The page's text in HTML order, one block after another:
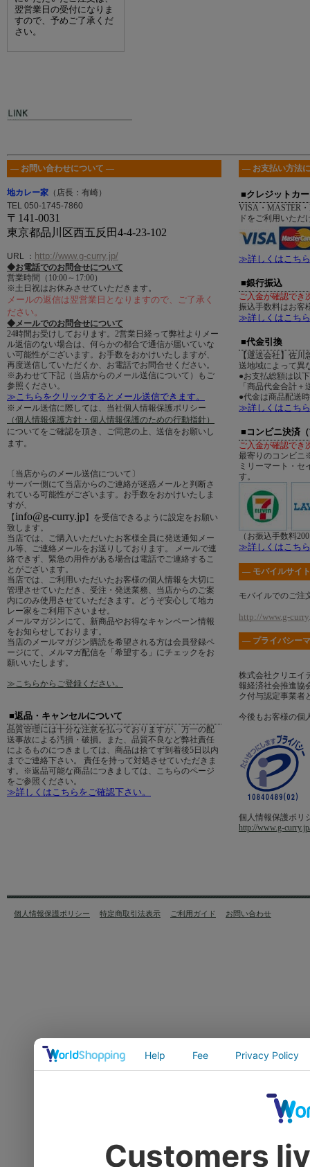
翌営業日の受付になりま
すので、予めご了承くだ
さい。
― お問い合わせについて ―
地カレー家 （店長：有崎）
TEL 050-1745-7860
〒141-0031
東京都品川区西五反田4-4-23-102
URL ： http://www.g-curry.jp/
◆お電話でのお問合せについて
営業時間（10:00～17:00）
※土日祝はお休みさせていただきます。
メールの返信は翌営業日となりますので、ご了承く
ださい。
◆メールでのお問合せについて
24時間お受けしております。2営業日経って弊社よりメー
ル返信のない場合は、何らかの都合で通信が届いていな
い可能性がございます。お手数をおかけいたしますが、
再度送信していただくか、お電話でお問合せください。
※あわせて下記（当店からのメール送信について）もご
参照ください。
≫こちらをクリックするとメール送信できます。
※メール送信に際しては、当社個人情報保護ポリシー
（個人情報保護方針・個人情報保護のための行動指針）
についてをご確認を頂き、ご同意の上、送信をお願いし
ます。
〔当店からのメール送信について〕
サーバー側にて当店からのご連絡が迷惑メールと判断さ
れている可能性がございます。お手数をおかけいたしま
すが、
【 info@g-curry.jp】を受信できるように設定をお願い
致します。
当店では、ご購入いただいたお客様全員に発送通知メー
ル等、ご連絡メールをお送りしております。 メールで連
絡できず、緊急の用件がある場合は電話でご連絡するこ
とがございます。
当店では、ご利用いただいたお客様の個人情報を大切に
管理させていただき、受注・発送業務、当店からのご案
内にのみ使用させていただきます。どうぞ安心して地カ
レー家をご利用下さいませ。
メールマガジンにて、新商品やお得なキャンペーン情報
をお知らせしております。
当店のメールマガジン購読を希望される方は会員登録ペ
ージにて、メルマガ配信を「希望する」にチェックをお
願いいたします。
≫こちらからご登録ください。
■返品・キャンセルについて
品質管理には十分な注意を払っておりますが、万一の配
送事故による汚損・破損。また、品質不良など弊社責任
によるものにつきましては、商品は捨てず到着後5日以内
までご連絡下さい。 責任を持って対処させていただきま
す。※返品可能な商品につきましては、こちらのページ
をご参照ください。
≫詳しくはこちらをご確認下さい。
― お支払い方法
■クレジットカ
VISA・MASTER
ドをご利用いただ
≫詳しくはこち
■銀行振込
ご入金が確認でき
振込手数料はお客
≫詳しくはこち
■代金引換
【運送会社】佐
送地域によって異
●お支払総額は以
「商品代金合計
●代金は商品配送
≫詳しくはこち
■コンビニ決済
ご入金が確認でき
最寄りのコンビニ
ミリーマート・セ
す。
（お振込手数料
≫詳しくはこち
― モバイルサイ
モバイルでのご注
http://www.g-
― プライバシー
株式会社クリエイ
報経済社会推進協
ク付与認定事業者
今後もお客様の個
個人情報保護ポリ
http://www.g-
個人情報保護ポリシー 特定商取引法表示 ご利用ガイド お問い合わせ